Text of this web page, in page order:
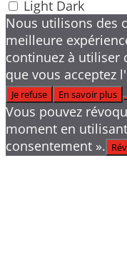
Light Dark
Nous utilisons des
meilleure
continuez à utiliser
que vous acceptez
Je refuse
En savoir plus
Vous pouvez
moment en
consentement ».